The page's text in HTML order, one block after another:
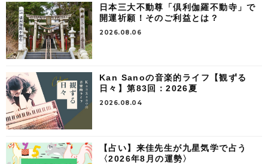
日本三大不動尊「倶利伽羅不動寺」で
開運祈願！そのご利益とは？
2026.08.06
Kan Sanoの音楽的ライフ【観ずる
日々】第83回：2026夏
2026.08.04
【占い】来佳先生が九星気学で占う
〈2026年8月の運勢〉